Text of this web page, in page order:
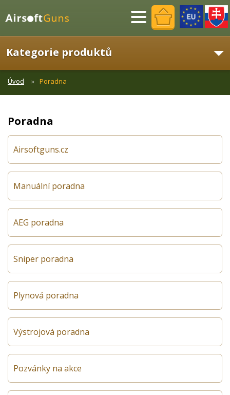
Menu
Kategorie produktů
Úvod Poradna
Poradna
Airsoftguns.cz
Manuální poradna
AEG poradna
Sniper poradna
Plynová poradna
Výstrojová poradna
Pozvánky na akce